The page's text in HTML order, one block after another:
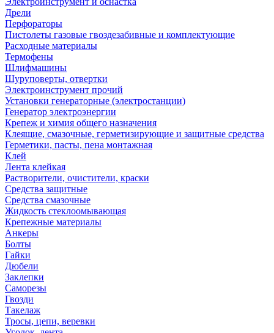
Дрели
Перфораторы
Пистолеты газовые гвоздезабивные и комплектующие
Расходные материалы
Термофены
Шлифмашины
Шуруповерты, отвертки
Электроинструмент прочий
Установки генераторные (электростанции)
Генератор электроэнергии
Крепеж и химия общего назначения
Клеящие, смазочные, герметизирующие и защитные средства
Герметики, пасты, пена монтажная
Клей
Лента клейкая
Растворители, очистители, краски
Средства защитные
Средства смазочные
Жидкость стеклоомывающая
Крепежные материалы
Анкеры
Болты
Гайки
Дюбели
Заклепки
Саморезы
Гвозди
Такелаж
Тросы, цепи, веревки